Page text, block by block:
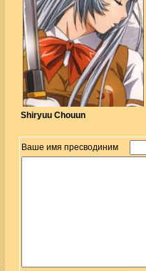
Shiryuu Chouun
Ваше имя пресводиним